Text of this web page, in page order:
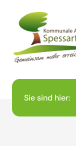
Sie sind hier: